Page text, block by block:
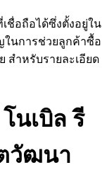
ชื่อถือได้ซึ่งตั้งอยู่ใน
ในการช่วยลูกค้าซื้อ
สำหรับรายละเอียด
นเบิล รี
วัฒนา